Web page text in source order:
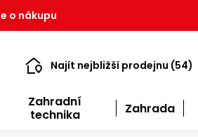
o nákupu
Najít nejbližší prodejnu (54)
Zahradní
technika
Zahrada